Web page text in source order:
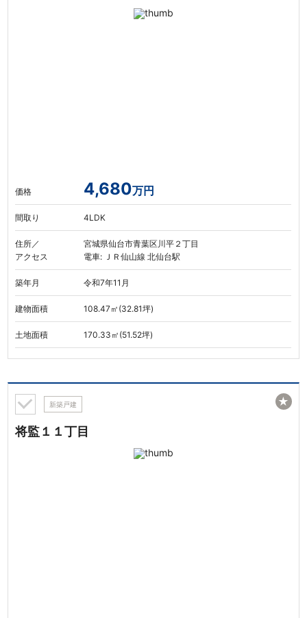
価格 4,680万円
間取り 4LDK
住所／
アクセス
宮城県仙台市青葉区川平２丁目
電車: ＪＲ仙山線 北仙台駅
築年月 令和7年11月
建物面積 108.47㎡(32.81坪)
土地面積 170.33㎡(51.52坪)
新築戸建
将監１１丁目
★